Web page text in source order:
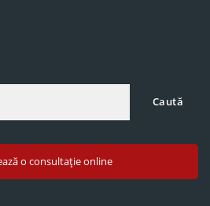
Caută
o consultație online